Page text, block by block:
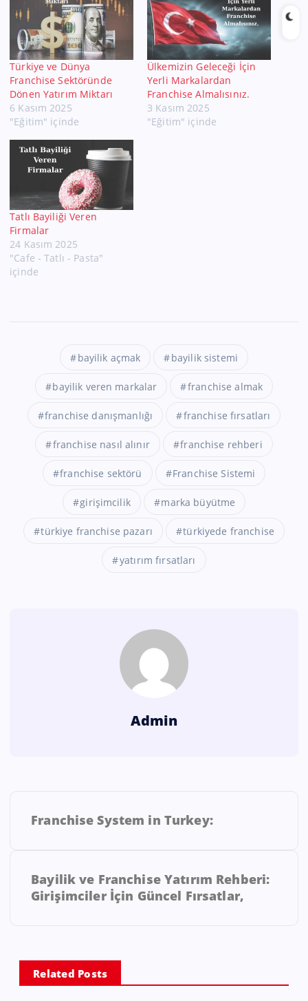
Türkiye ve Dünya
Franchise Sektöründe
Dönen Yatırım Miktarı
6 Kasım 2025
"Eğitim" içinde
Ülkemizin Geleceği İçin
Yerli Markalardan
Franchise Almalısınız.
3 Kasım 2025
"Eğitim" içinde
Tatlı Bayiliği Veren
Firmalar
24 Kasım 2025
"Cafe - Tatlı - Pasta"
içinde
bayilik açmak bayilik sistemi
bayilik veren markalar franchise almak
franchise danışmanlığı franchise fırsatları
franchise nasıl alınır franchise rehberi
franchise sektörü Franchise Sistemi
girişimcilik marka büyütme
türkiye franchise pazarı türkiyede franchise
yatırım fırsatları
Admin
Franchise System in Turkey:
Bayilik ve Franchise Yatırım Rehberi:
Girişimciler İçin Güncel Fırsatlar,
Related Posts